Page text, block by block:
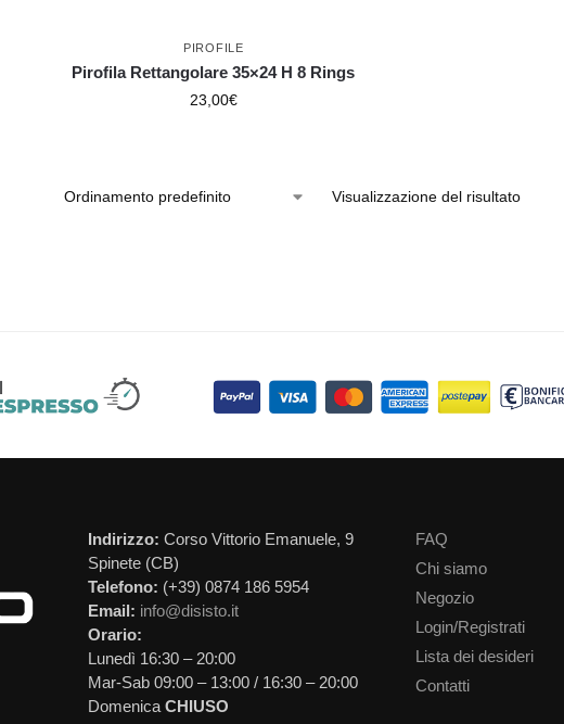
PIROFILE
Pirofila Rettangolare 35×24 H 8 Rings
23,00€
Visualizzazione del risultato
Indirizzo: Corso Vittorio Emanuele, 9
Spinete (CB)
Telefono: (+39) 0874 186 5954
Email: info@disisto.it
Orario:
Lunedì 16:30 – 20:00
Mar-Sab 09:00 – 13:00 / 16:30 – 20:00
Domenica CHIUSO
FAQ
Chi siamo
Negozio
Login/Registrati
Lista dei desideri
Contatti